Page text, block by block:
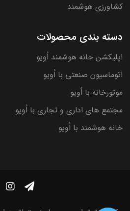
کشاورزی هوشمند
دسته بندی محصولات
اپلیکشن خانه هوشمند اُویو
اتوماسیون صنعتی با اُویو
موتورخانه با اُویو
مجتمع های اداری و تجاری با اُویو
خانه هوشمند با اُویو